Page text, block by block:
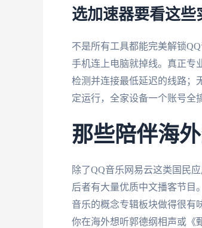
选加速器要看这些
不是所有工具都能完美解锁
手机连上电脑就掉线。真正专
检测并连接最低延迟的线路；
定运行，全家设备一个账号全
那些陪伴海
除了QQ音乐网易云这类国民
后者有大量优质中文播客节目
音乐的概念专辑板块做得很有
你在海外想听郭德纲相声或《